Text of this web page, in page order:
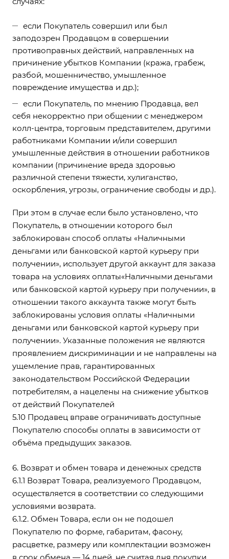
если Покупатель совершил или был
заподозрен Продавцом в совершении
противоправных действий, направленных на
причинение убытков Компании (кража, грабеж,
разбой, мошенничество, умышленное
повреждение имущества и др.);
если Покупатель, по мнению Продавца, вел
себя некорректно при общении с менеджером
колл-центра, торговым представителем, другими
работниками Компании и/или совершил
умышленные действия в отношении работников
компании (причинение вреда здоровью
различной степени тяжести, хулиганство,
оскорбления, угрозы, ограничение свободы и др.).
При этом в случае если было установлено, что
Покупатель, в отношении которого был
заблокирован способ оплаты «Наличными
деньгами или банковской картой курьеру при
получении», использует другой аккаунт для заказа
товара на условиях оплаты«Наличными деньгами
или банковской картой курьеру при получении», в
отношении такого аккаунта также могут быть
заблокированы условия оплаты «Наличными
деньгами или банковской картой курьеру при
получении». Указанные положения не являются
проявлением дискриминации и не направлены на
ущемление прав, гарантированных
законодательством Российской Федерации
потребителям, а нацелены на снижение убытков
от действий Покупателей
5.10 Продавец вправе ограничивать доступные
Покупателю способы оплаты в зависимости от
объёма предыдущих заказов.
6. Возврат и обмен товара и денежных средств
6.1.1 Возврат Товара, реализуемого Продавцом,
осуществляется в соответствии со следующими
условиями возврата.
6.1.2. Обмен Товара, если он не подошел
Покупателю по форме, габаритам, фасону,
расцветке, размеру или комплектации возможен